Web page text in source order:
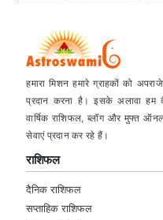
Avinash I got
which he told
M
Saturday, 17
encouraging
हमारा मिशन हमारे ग्राहकों को
प्रदान करना है। इसके अलावा हम
वार्षिक राशिफल, ब्लॉग और मुफ्त
सेवाएं प्रदान कर रहे हैं।
राशिफल
दैनिक राशिफल
सप्ताहिक राशिफल